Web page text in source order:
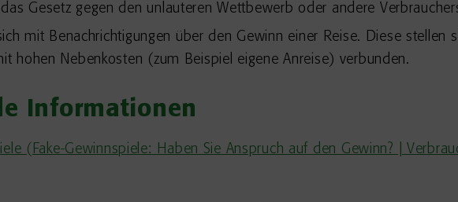
Gesetz gegen den unlauteren Wettbewerb oder andere
mit Benachrichtigungen über den Gewinn einer Reise. Diese stellen
hohen Nebenkosten (zum Beispiel eigene Anreise) verbunden.
Informationen
(Fake-Gewinnspiele: Haben Sie Anspruch auf den Gewinn? |